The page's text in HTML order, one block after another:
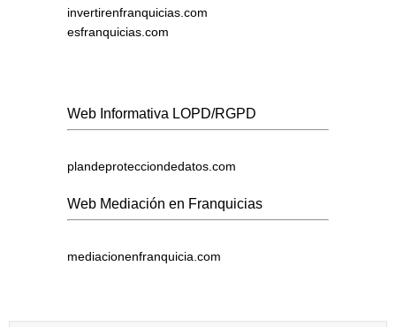
invertirenfranquicias.com
esfranquicias.com
Web Informativa LOPD/RGPD
plandeprotecciondedatos.com
Web Mediación en Franquicias
mediacionenfranquicia.com